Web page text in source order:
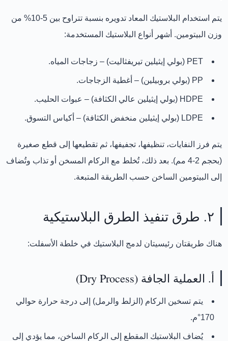
يتم استخدام البلاستيك المعاد تدويره
بنسبة تتراوح بين 5-10% من
وزن البيتومين. أشهر أنواع البلاستيك المستخدمة:
PET (بولي إيثيلين تيريفثاليت) – زجاجات المياه.
PP (بولي بروبيلين) – أغطية الزجاجات.
HDPE (بولي إيثيلين عالي الكثافة) – عبوات الحليب.
LDPE (بولي إيثيلين منخفض الكثافة) – أكياس التسوق.
يتم فرز النفايات، تنظيفها، تجفيفها، ثم تقطيعها إلى قطع صغيرة
(بحجم 2-4 مم)
. بعد ذلك، تُخلط مع الركام المسخن أو تذاب وتُضاف
إلى البيتومين الساخن حسب الطريقة المتبعة.
٢. طرق تنفيذ الطرق البلاستيكية
هناك طريقتان رئيسيتان لدمج البلاستيك في خلطة الأسفلت:
أ. العملية الجافة (Dry Process)
يتم تسخين الركام (الزلط والرمل) إلى درجة حرارة حوالي
170°م
.
يُضاف البلاستيك المقطع إلى الركام الساخن، مما يؤدي إلى